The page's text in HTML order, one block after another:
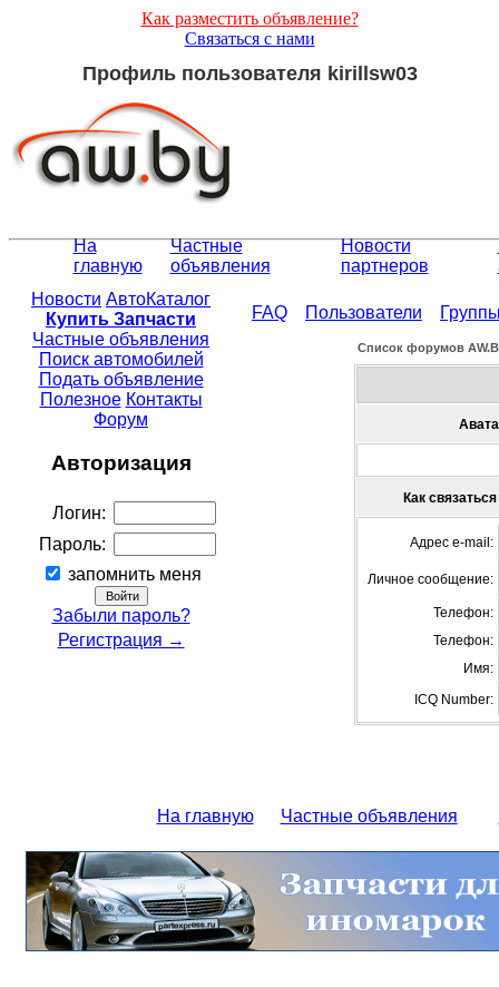
Как разместить объявление?
Связаться с нами
Профиль пользователя kirillsw03
На
главную
Частные
объявления
Новости
партнеров
Новости АвтоКаталог
Купить Запчасти
Частные объявления
Поиск автомобилей
Подать объявление
Полезное Контакты
Форум
Авторизация
Логин:
Пароль:
запомнить меня
Забыли пароль?
Регистрация →
FAQ Пользователи
Список форумов
Как
Адрес e-mail:
Личное сообщение:
Телефон:
Телефон:
Имя:
ICQ Number:
На главную Частные объявления